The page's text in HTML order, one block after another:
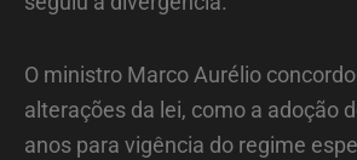
O ministro Marco Aurélio
alterações da lei, como a adoção
anos para vigência do regime